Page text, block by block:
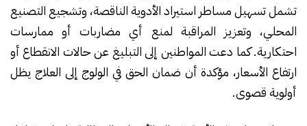
تشمل تسهيل مساطر استيراد الأدوية الناقصة، وتشجيع التصنيع
المحلي، وتعزيز المراقبة لمنع أي مضاربات أو ممارسات
احتكارية. كما دعت المواطنين إلى التبليغ عن حالات الانقطاع أو
ارتفاع الأسعار، مؤكدة أن ضمان الحق في الولوج إلى العلاج يظل
أولوية قصوى.